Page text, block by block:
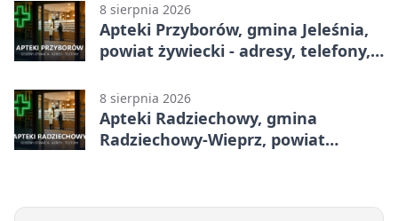
8 sierpnia 2026
Apteki Przyborów, gmina Jeleśnia,
powiat żywiecki - adresy, telefony,
8 sierpnia 2026
Apteki Radziechowy, gmina
Radziechowy-Wieprz, powiat